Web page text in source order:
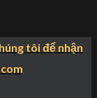
tôi để nhận